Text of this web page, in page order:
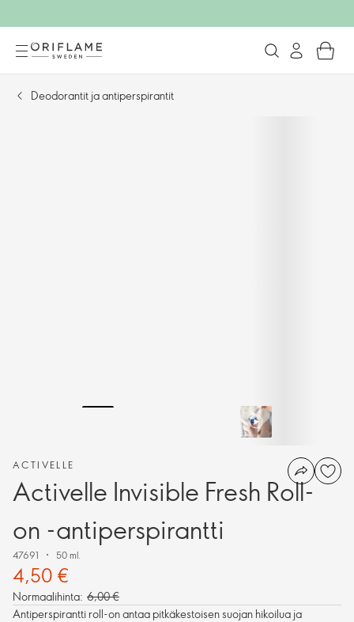
Deodorantit ja antiperspirantit
ACTIVELLE
Activelle Invisible Fresh Roll-
on -antiperspirantti
47691 50 ml.
4,50 €
Normaalihinta: 6,00 €
Antiperspirantti roll-on antaa pitkäkestoisen suojan hikoilua ja